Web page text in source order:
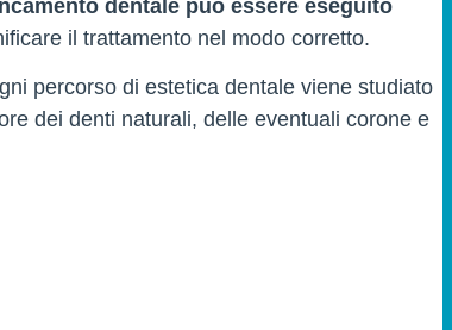
dentale può essere eseguito
il trattamento nel modo corretto.
percorso di estetica dentale viene studiato
dei denti naturali, delle eventuali corone e